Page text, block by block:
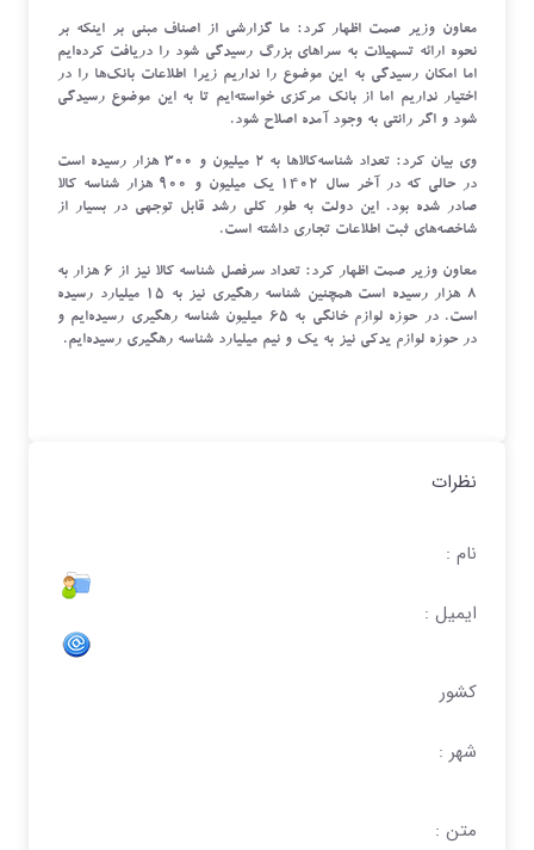
معاون وزیر صمت اظهار کرد: ما گزارشی از اصناف مبنی بر اینکه بر
نحوه ارائه تسهیلات به سراهای بزرگ رسیدگی شود را دریافت کرده‌ایم
اما امکان رسیدگی به این موضوع را نداریم زیرا اطلاعات بانک‌ها را در
اختیار نداریم اما از بانک مرکزی خواسته‌ایم تا به این موضوع رسیدگی
شود و اگر رانتی به وجود آمده اصلاح شود.
وی بیان کرد: تعداد شناسه‌کالاها به ۲ میلیون و ۳۰۰ هزار رسیده است
در حالی که در آخر سال ۱۴۰۲ یک میلیون و ۹۰۰ هزار شناسه کالا
صادر شده بود. این دولت به طور کلی رشد قابل توجهی در بسیار از
شاخصه‌های ثبت اطلاعات تجاری داشته است.
معاون وزیر صمت اظهار کرد: تعداد سرفصل شناسه کالا نیز از ۶ هزار به
۸ هزار رسیده است همچنین شناسه رهگیری نیز به ۱۵ میلیارد رسیده
است. در حوزه لوازم خانگی به ۶۵ میلیون شناسه رهگیری رسیده‌ایم و
در حوزه لوازم یدکی نیز به یک و نیم میلیارد شناسه رهگیری رسیده‌ایم.
نظرات
نام :
ایمیل :
کشور
شهر :
متن :